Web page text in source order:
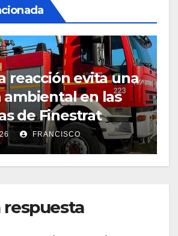
reacción evita una
en las
de Finestrat
FRANCISCO
respuesta